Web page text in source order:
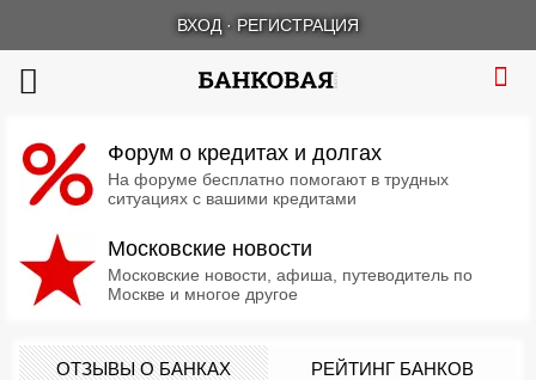
ВХОД · РЕГИСТРАЦИЯ
Форум о кредитах и долгах
На форуме бесплатно помогают в трудных
ситуациях с вашими кредитами
Московские новости
Московские новости, афиша, путеводитель по
Москве и многое другое
ОТЗЫВЫ О БАНКАХ РЕЙТИНГ БАНКОВ